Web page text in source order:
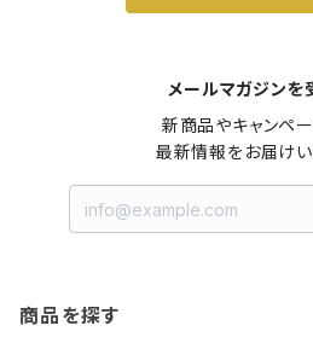
メールマガジンを
新商品やキャンペ
最新情報をお届けい
商品を探す